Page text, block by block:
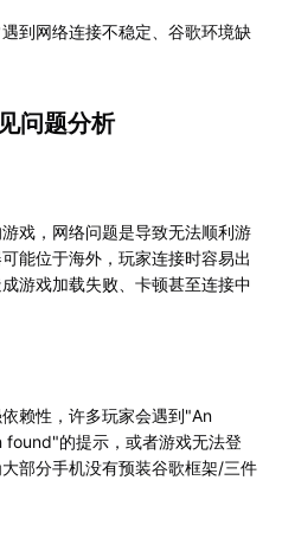
到网络连接不稳定、谷歌环境缺
问题分析
戏，网络问题是导致无法顺利游
能位于海外，玩家连接时容易出
游戏加载失败、卡顿甚至连接中
赖性，许多玩家会遇到"An
的提示，或者游戏无法登
部分手机没有预装谷歌框架/三件